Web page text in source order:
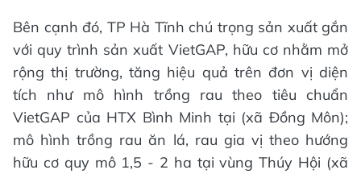
Bên cạnh đó, TP Hà Tĩnh chú trọng sản xuất gắn
với quy trình sản xuất VietGAP, hữu cơ nhằm mở
rộng thị trường, tăng hiệu quả trên đơn vị diện
tích như mô hình trồng rau theo tiêu chuẩn
VietGAP của HTX Bình Minh tại (xã Đồng Môn);
mô hình trồng rau ăn lá, rau gia vị theo hướng
hữu cơ quy mô 1,5 - 2 ha tại vùng Thúy Hội (xã